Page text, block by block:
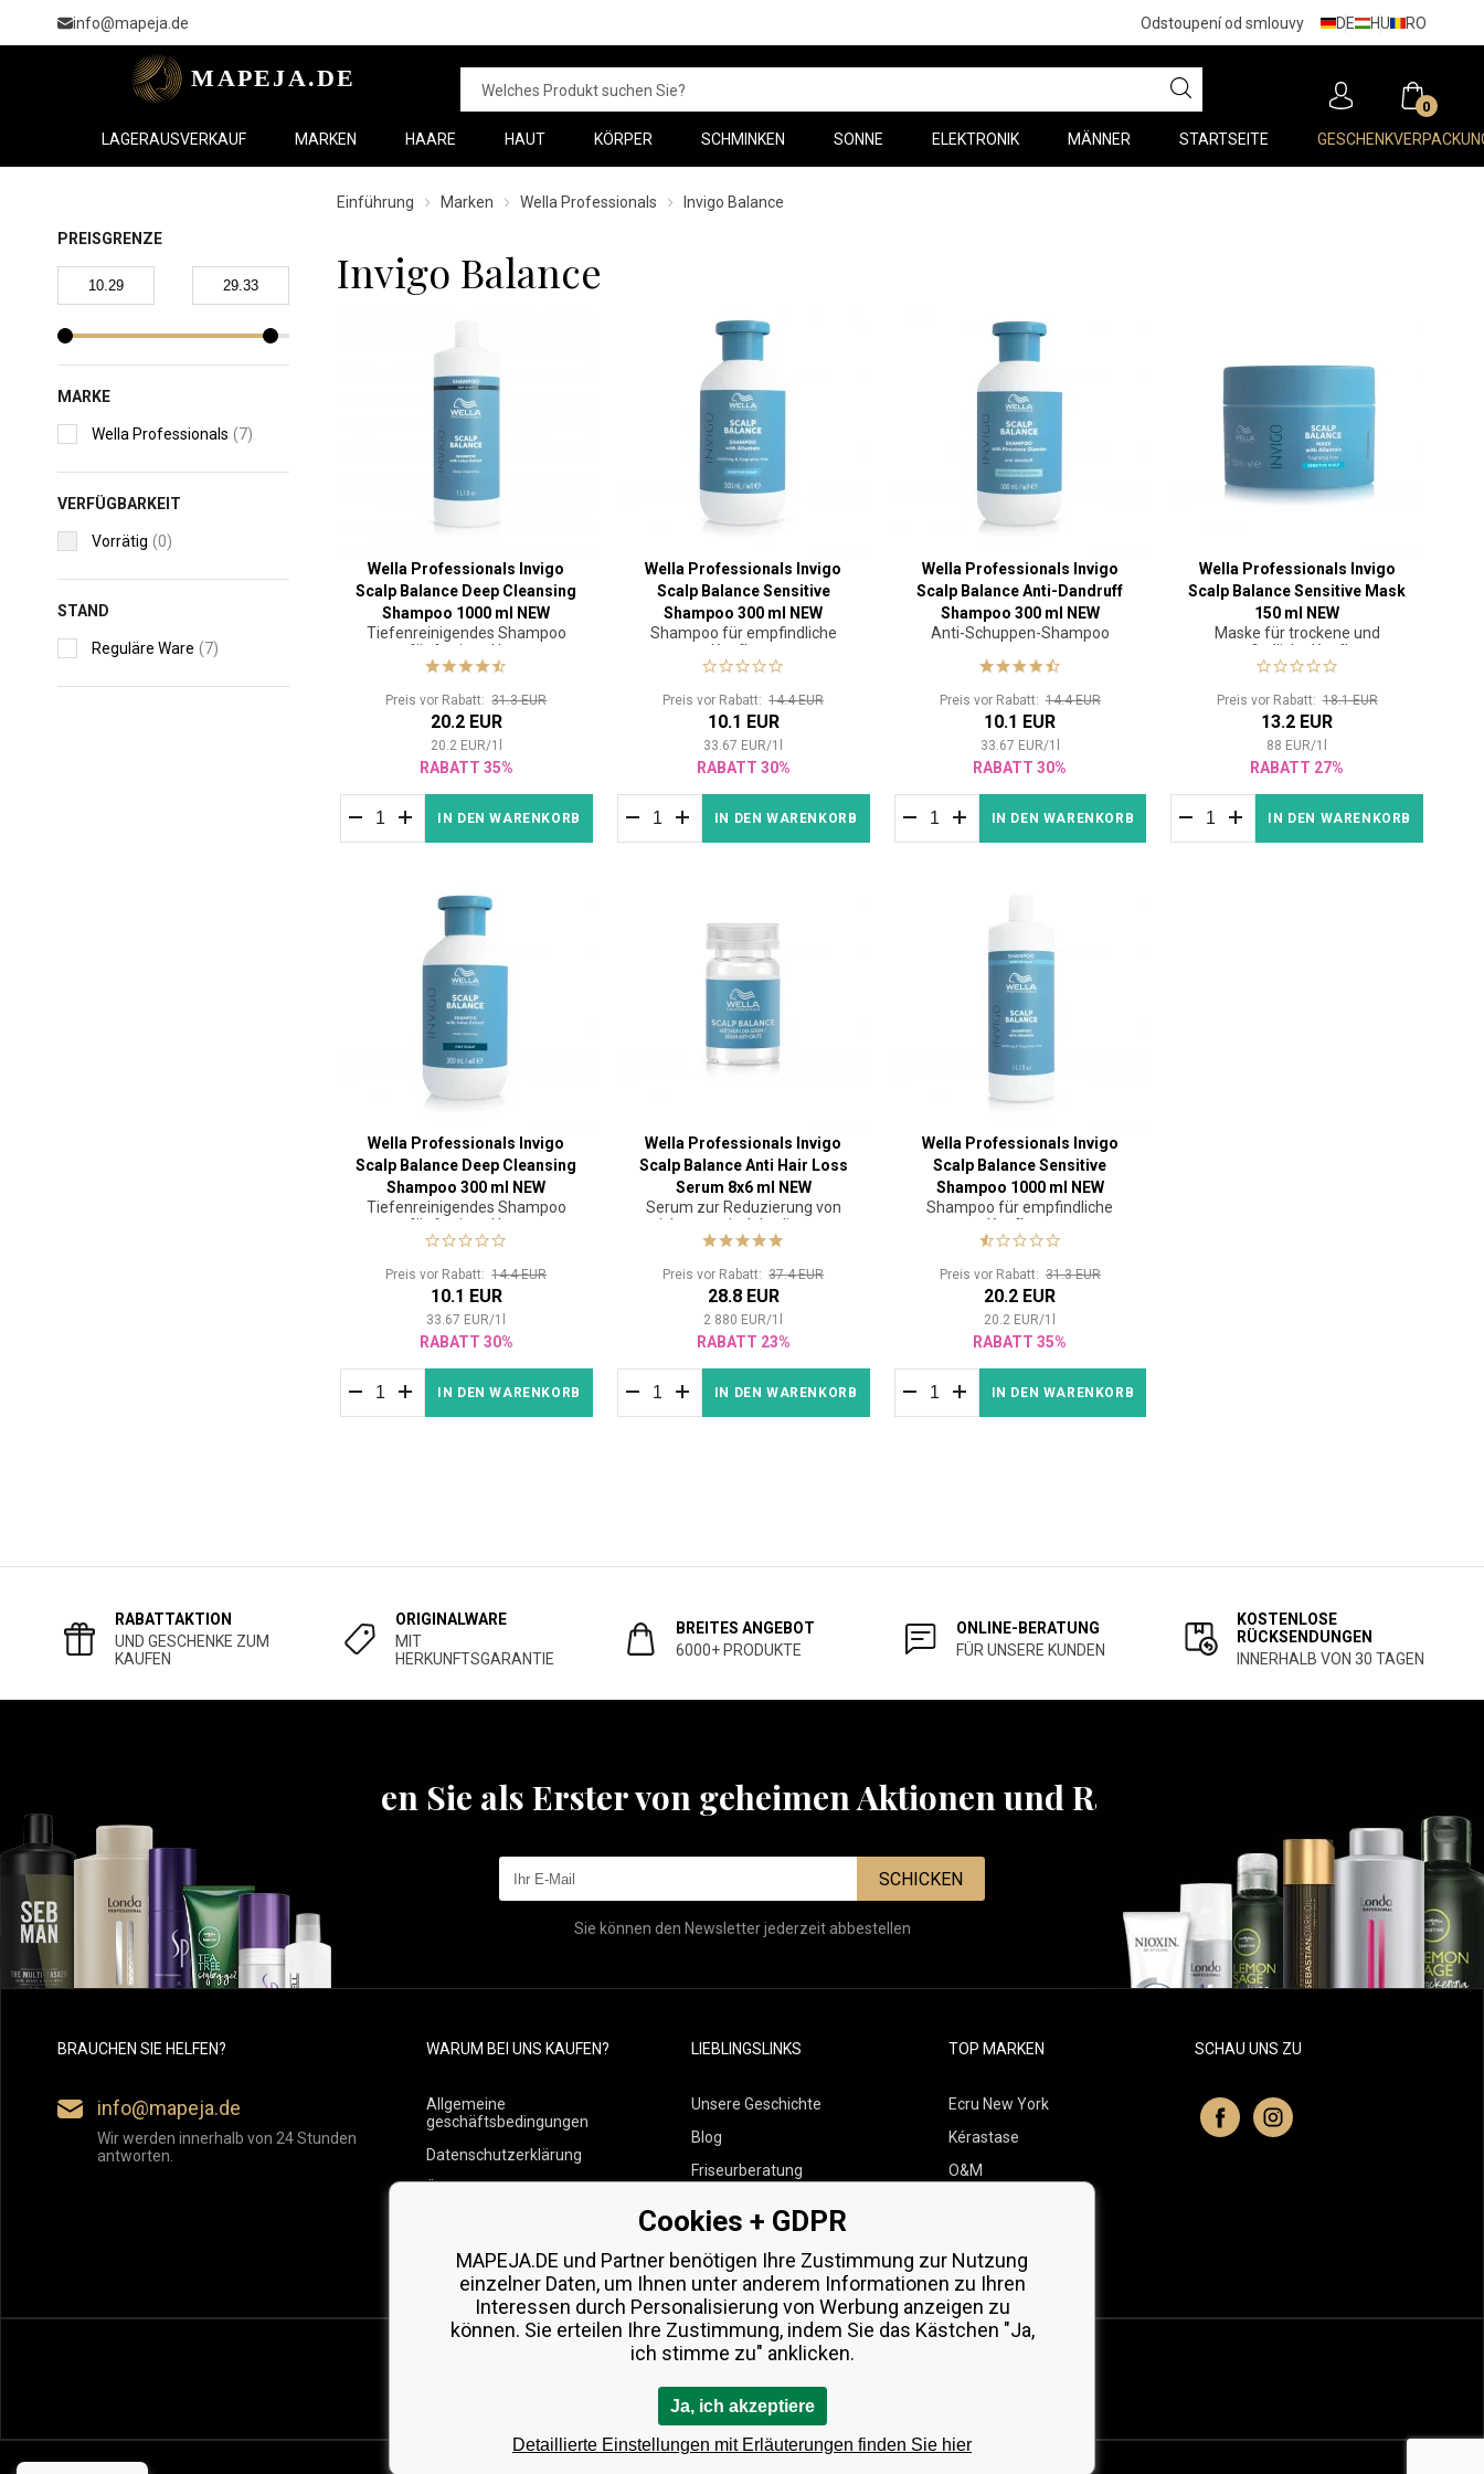
info@mapeja.de Odstoupení od smlouvy DE HU RO
0
LAGERAUSVERKAUF MARKEN HAARE HAUT KÖRPER SCHMINKEN SONNE ELEKTRONIK MÄNNER STARTSEITE
PREISGRENZE
MARKE
Wella Professionals (7)
VERFÜGBARKEIT
Vorrätig (0)
STAND
Reguläre Ware (7)
Einführung Marken Wella Professionals Invigo Balance
Invigo Balance
Wella Professionals Invigo
Scalp Balance Deep Cleansing
Shampoo 1000 ml NEW
Tiefenreinigendes Shampoo
für fettiges Haar
Preis vor Rabatt:31.3 EUR
20.2 EUR
20.2 EUR/1
RABATT 35%
IN DEN WARENKORB
Wella Professionals Invigo
Scalp Balance Sensitive
Shampoo 300 ml NEW
Shampoo für empfindliche
Kopfhaut
Preis vor Rabatt:14.4 EUR
10.1 EUR
33.67 EUR/1
RABATT 30%
IN DEN WARENKORB
Wella Professionals Invigo
Scalp Balance Anti-Dandruff
Shampoo 300 ml NEW
Anti-Schuppen-Shampoo
Preis vor Rabatt: 14.4 EUR
10.1 EUR
33.67 EUR/1
RABATT 30%
IN DEN WARENKORB
Wella Professionals Invigo
Scalp Balance Sensitive Mask
150 ml NEW
Maske für trockene und
empfindliche Kopfhaut
Preis vor Rabatt:18.1 EUR
13.2 EUR
88 EUR/1
RABATT 27%
IN DEN WARENKORB
Wella Professionals Invigo
Scalp Balance Deep Cleansing
Shampoo 300 ml NEW
Tiefenreinigendes Shampoo
für fettiges Haar
Preis vor Rabatt:14.4 EUR
10.1 EUR
33.67 EUR/1
RABATT 30%
IN DEN WARENKORB
Wella Professionals Invigo
Scalp Balance Anti Hair Loss
Serum 8x6 ml NEW
Serum zur Reduzierung von
nicht genetisch bedingtem
Haarausfall
Preis vor Rabatt:37.4 EUR
28.8 EUR
2 880 EUR/1
RABATT 23%
IN DEN WARENKORB
Wella Professionals Invigo
Scalp Balance Sensitive
Shampoo 1000 ml NEW
Shampoo für empfindliche
Kopfhaut
Preis vor Rabatt: 31.3 EUR
20.2 EUR
20.2 EUR/1
RABATT 35%
IN DEN WARENKORB
RABATTAKTION
UND GESCHENKE ZUM
KAUFEN
ORIGINALWARE
MIT
HERKUNFTSGARANTIE
BREITES ANGEBOT
6000+ PRODUKTE
ONLINE-BERATUNG
FÜR UNSERE KUNDEN
KOSTENLOSE
RÜCKSENDUNGEN
INNERHALB VON 30 TAGEN
Erfahren Sie als Erster von geheimen Aktionen und Rabatten
SCHICKEN
Sie können den Newsletter jederzeit abbestellen
BRAUCHEN SIE HELFEN?
info@mapeja.de
Wir werden innerhalb von 24 Stunden
antworten.
WARUM BEI UNS KAUFEN?
Allgemeine
geschäftsbedingungen
Datenschutzerklärung
Übersicht über Zahlungen und
LIEBLINGSLINKS
Unsere Geschichte
Blog
Friseurberatung
Kostenlose Produktproben
TOP MARKEN
Ecru New York
Kérastase
O&M
Zenz Organic
SCHAU UNS ZU
Cookies + GDPR
MAPEJA.DE und Partner benötigen Ihre Zustimmung zur Nutzung
einzelner Daten, um Ihnen unter anderem Informationen zu Ihren
Interessen durch Personalisierung von Werbung anzeigen zu
können. Sie erteilen Ihre Zustimmung, indem Sie das Kästchen "Ja,
ich stimme zu" anklicken.
Ja, ich akzeptiere
Detaillierte Einstellungen mit Erläuterungen finden Sie hier